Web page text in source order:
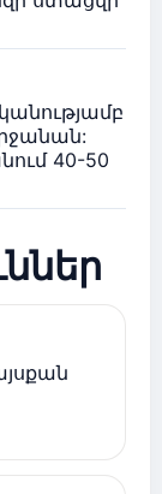
40-50